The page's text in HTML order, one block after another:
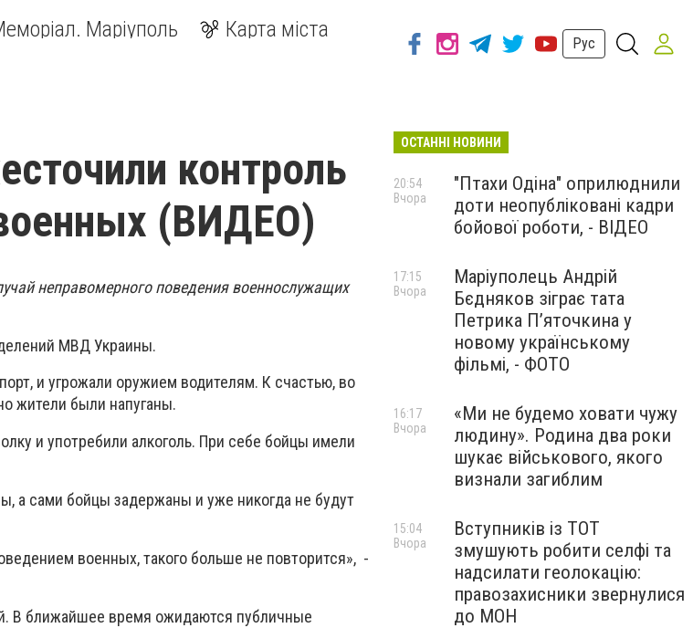
Маріуполь Карта міста
Рус
контроль
(ВИДЕО)
неправомерного поведения военнослужащих
МВД Украины.
и угрожали оружием водителям. К счастью, во
жители были напуганы.
и употребили алкоголь. При себе бойцы имели
а сами бойцы задержаны и уже никогда не будут
военных, такого больше не повторится», -
В ближайшее время ожидаются публичные
ОСТАННІ НОВИНИ
"Птахи Одіна" оприлюднили
доти неопубліковані кадри
бойової роботи, - ВІДЕО
20:54
Вчора
Маріуполець Андрій
Бєдняков зіграє тата
Петрика П’яточкина у
новому українському
фільмі, - ФОТО
17:15
Вчора
«Ми не будемо ховати чужу
людину». Родина два роки
шукає військового, якого
визнали загиблим
16:17
Вчора
Вступників із ТОТ
змушують робити селфі та
надсилати геолокацію:
правозахисники звернулися
до МОН
15:04
Вчора